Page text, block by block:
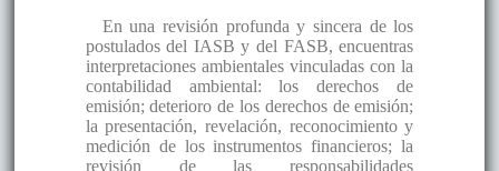
En una revisión profunda y sincera de los
postulados del IASB y del FASB, encuentras
interpretaciones ambientales vinculadas con la
contabilidad ambiental: los derechos de
emisión; deterioro de los derechos de emisión;
la presentación, revelación, reconocimiento y
medición de los instrumentos financieros; la
revisión de las responsabilidades